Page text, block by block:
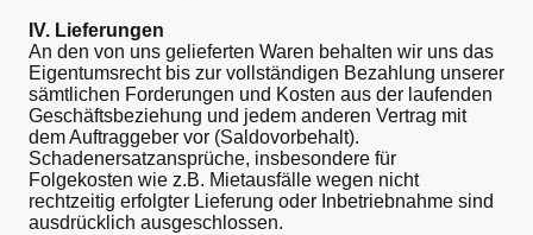
IV. Lieferungen
An den von uns gelieferten Waren behalten wir uns das
Eigentumsrecht bis zur vollständigen Bezahlung unserer
sämtlichen Forderungen und Kosten aus der laufenden
Geschäftsbeziehung und jedem anderen Vertrag mit
dem Auftraggeber vor (Saldovorbehalt).
Schadenersatzansprüche, insbesondere für
Folgekosten wie z.B. Mietausfälle wegen nicht
rechtzeitig erfolgter Lieferung oder Inbetriebnahme sind
ausdrücklich ausgeschlossen.